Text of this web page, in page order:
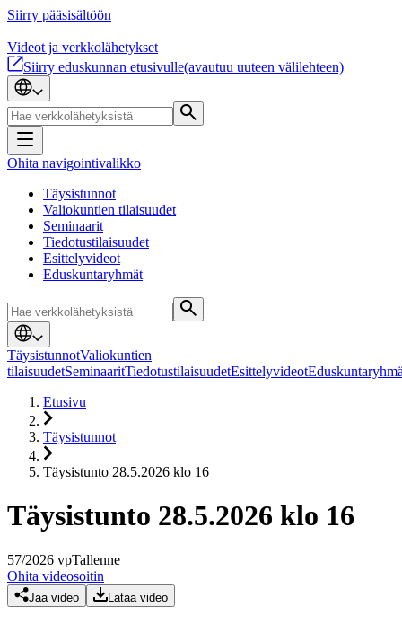
Siirry pääsisältöön
Videot ja verkkolähetykset
Siirry eduskunnan etusivulle(avautuu uuteen välilehteen)
Ohita navigointivalikko
Täysistunnot
Valiokuntien tilaisuudet
Seminaarit
Tiedotustilaisuudet
Esittelyvideot
Eduskuntaryhmät
TäysistunnotValiokuntien
tilaisuudetSeminaaritTiedotustilaisuudetEsittelyvideot
Etusivu
Täysistunnot
Täysistunto 28.5.2026 klo 16
Täysistunto 28.5.2026 klo 16
57/2026 vpTallenne
Ohita videosoitin
Jaa video Lataa video